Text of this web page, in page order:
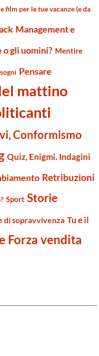
film per le tue vacanze (e da
Management e
o gli uomini? Mentire
Pensare
mattino
Conformismo
Quiz, Enigmi. Indagini
Retribuzioni
Sport Storie
di sopravvivenza Tu e il
Forza vendita